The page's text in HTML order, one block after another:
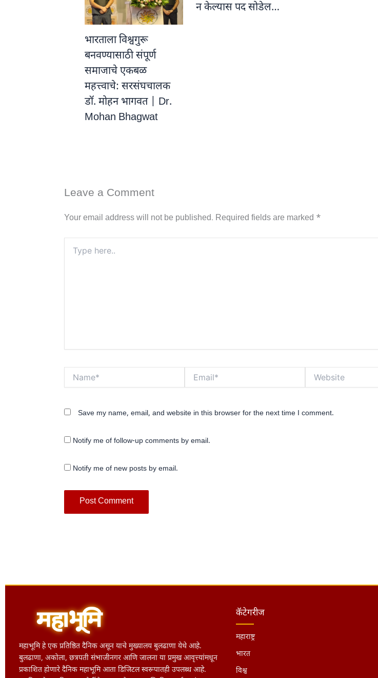
भारताला विश्वगुरू
बनवण्यासाठी संपूर्ण
समाजाचे एकबळ
महत्त्वाचे: सरसंघचालक
डॉ. मोहन भागवत | Dr.
Mohan Bhagwat
न केल्यास पद सोडेल…
Leave a Comment
Your email address will not be published. Required fields are marked *
here..
Save my name, email, and website in this browser for the next time I comment.
Notify me of follow-up comments by email.
Notify me of new posts by email.
महाभूमि हे एक प्रतिष्ठित दैनिक असून याचे मुख्यालय बुलढाणा येथे आहे.
बुलढाणा, अकोला, छत्रपती संभाजीनगर आणि जालना या प्रमुख आवृत्त्यांमधून
प्रकाशित होणारे दैनिक महाभूमि आता डिजिटल स्वरूपातही उपलब्ध आहे.
कॅटेगरीज
महाराष्ट्र
भारत
विश्व